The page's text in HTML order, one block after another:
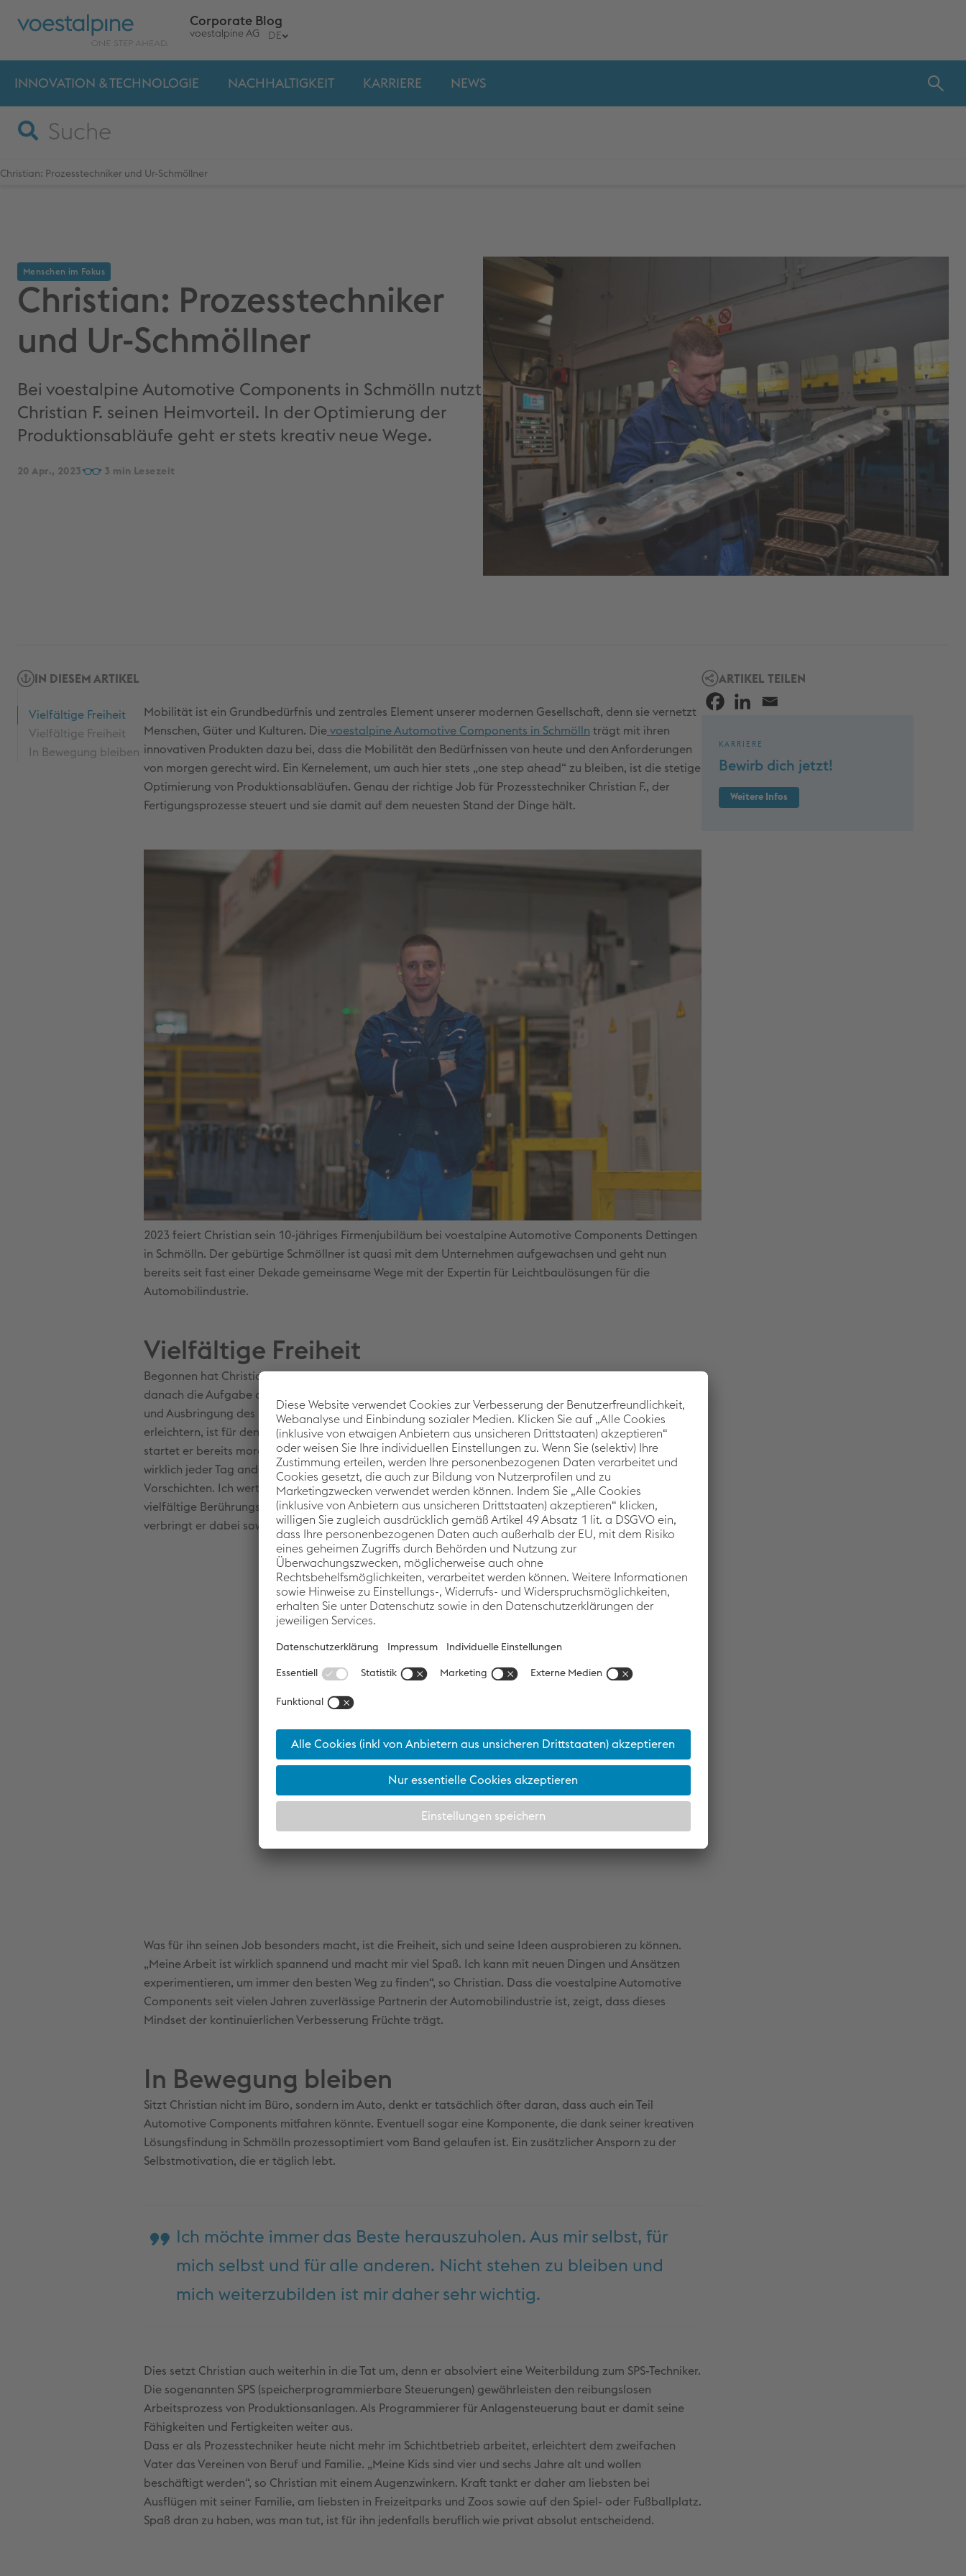
Corporate Blog
voestalpine AG DE
INNOVATION & TECHNO­LOGIE NACHHALTIGKEIT KARRIERE NEWS
Christian: Prozesstechniker und Ur-Schmöllner
Menschen im Fokus
Christian: Prozesstechniker
und Ur-Schmöllner
Bei voestalpine Automotive Components in Schmölln nutzt
Christian F. seinen Heimvorteil. In der Optimierung der
Produktionsabläufe geht er stets kreativ neue Wege.
20 Apr., 2023 3
IN DIESEM ARTIKEL
Vielfältige Freiheit
Vielfältige Freiheit
In Bewegung bleiben
Mobilität ist ein Grundbedürfnis und zentrales Element unserer modernen Gesellschaft, denn sie vernetzt
Menschen, Güter und Kulturen. Die voestalpine Automotive Components in Schmölln trägt mit ihren
innovativen Produkten dazu bei, dass die Mobilität den Bedürfnissen von heute und den Anforderungen
von morgen gerecht wird. Ein Kernelement, um auch hier stets „one step ahead“ zu bleiben, ist die stetige
Optimierung von Produktionsabläufen. Genau der richtige Job für Prozesstechniker Christian F., der
Fertigungsprozesse steuert und sie damit auf dem neuesten Stand der Dinge hält.
2023 feiert Christian sein 10-jähriges Firmenjubiläum bei voestalpine Automotive Components Dettingen
in Schmölln. Der gebürtige Schmöllner ist quasi mit dem Unternehmen aufgewachsen und geht nun
bereits seit fast einer Dekade gemeinsame Wege mit der Expertin für Leichtbaulösungen für die
Automobilindustrie.
Vielfältige Freiheit
Begonnen hat Christian seinen Weg bei der voestalpine Automotive Components als Einsteller, übernahm
danach die Aufgabe des Schichtführers, bevor er schließlich zum Prozesstechniker wurde. Die Stabilität
und Ausbringung des Produktionsprozesses zu erhöhen und gleichzeitig seinen Kolleg:innen die Arbeit zu
erleichtern, ist für den gelernten Anlagenmechaniker und Zerspanungsmechaniker oberstes Ziel. Dafür
startet er bereits morgens um sechs Uhr, plant nach erster Bestandsaufnahme seinen Arbeitstag. „Es ist
wirklich jeder Tag anders. Ich verschaffe mir zunächst einen Überblick über die Ereignisse der
Vorschichten. Ich werte Störgründe aus, befasse mich mit Bauteil- und Prozessoptimierung und habe
vielfältige Berührungspunkte mit Mechanik, Elektrik und Steuerung“, erzählt Christian F. Seine Zeit
verbringt er dabei sowohl hinter dem Schreibtisch als auch direkt vor Ort in der Produktion.
Was für ihn seinen Job besonders macht, ist die Freiheit, sich und seine Ideen ausprobieren zu können.
„Meine Arbeit ist wirklich spannend und macht mir viel Spaß. Ich kann mit neuen Dingen und Ansätzen
experimentieren, um immer den besten Weg zu finden“, so Christian. Dass die voestalpine Automotive
Components seit vielen Jahren zuverlässige Partnerin der Automobilindustrie ist, zeigt, dass dieses
Mindset der kontinuierlichen Verbesserung Früchte trägt.
In Bewegung bleiben
Sitzt Christian nicht im Büro, sondern im Auto, denkt er tatsächlich öfter daran, dass auch ein Teil
Automotive Components mitfahren könnte. Eventuell sogar eine Komponente, die dank seiner kreativen
Lösungsfindung in Schmölln prozessoptimiert vom Band gelaufen ist. Ein zusätzlicher Ansporn zu der
Selbstmotivation, die er täglich lebt.
Ich möchte immer das Beste herauszuholen. Aus mir selbst, für
mich selbst und für alle anderen. Nicht stehen zu bleiben und
mich weiterzubilden ist mir daher sehr wichtig.
Dies setzt Christian auch weiterhin in die Tat um, denn er absolviert eine Weiterbildung zum SPS-Techniker.
Die sogenannten SPS (speicherprogrammierbare Steuerungen) gewährleisten den reibungslosen
Arbeitsprozess von Produktionsanlagen. Als Programmierer für Anlagensteuerung baut er damit seine
Fähigkeiten und Fertigkeiten weiter aus.
Dass er als Prozesstechniker heute nicht mehr im Schichtbetrieb arbeitet, erleichtert dem zweifachen
Vater das Vereinen von Beruf und Familie. „Meine Kids sind vier und sechs Jahre alt und wollen
beschäftigt werden“, so Christian mit einem Augenzwinkern. Kraft tankt er daher am liebsten bei
Ausflügen mit seiner Familie, am liebsten in Freizeitparks und Zoos sowie auf den Spiel- oder Fußballplatz.
Spaß dran zu haben, was man tut, ist für ihn jedenfalls beruflich wie privat absolut entscheidend.
ARTIKEL TEILEN
KARRIERE
Bewirb dich jetzt!
Weitere Infos